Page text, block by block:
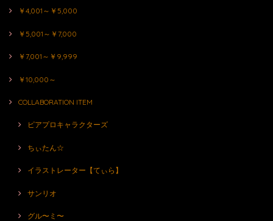
￥4,001～￥5,000
￥5,001～￥7,000
￥7,001～￥9,999
￥10,000～
COLLABORATION ITEM
ピアプロキャラクターズ
ちぃたん☆
イラストレーター【てぃら】
サンリオ
グル〜ミ〜